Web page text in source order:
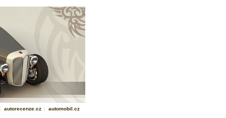
autorecenze.cz | automobil.cz